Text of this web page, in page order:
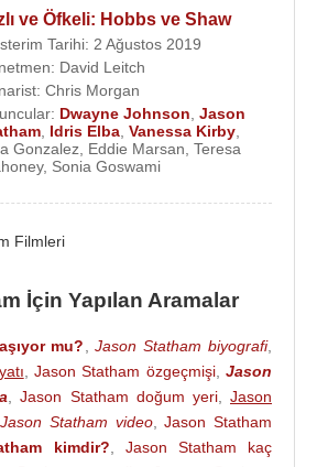
'da, aksiyon filmlerinde
ender oyunculardan birisi olan
nedeni;
kendime güvenirim
hayatta da başıma gelen
Armond Whitegibi
3ile beraber Statham da bu
kanıtladı.
Jasperkarakterini canlandırdığı
üçüncü kez kamera karşısına
Arnold Schwarzenegger
gibi aksiyon filmlerinin emektar
ve Öfkeli: Hobbs ve Shaw
Tarihi: 2 Ağustos 2019
David Leitch
Chris Morgan
Dwayne Johnson, Jason
, Idris Elba, Vanessa Kirby,
Gonzalez, Eddie Marsan, Teresa
, Sonia Goswami
Filmleri
İçin Yapılan Aramalar
mu?,Jason Statham biyografi,
,Jason Statham özgeçmişi,Jason
,Jason Statham doğum yeri,Jason
Jason Statham video,Jason Statham
kimdir?, Jason Statham kaç